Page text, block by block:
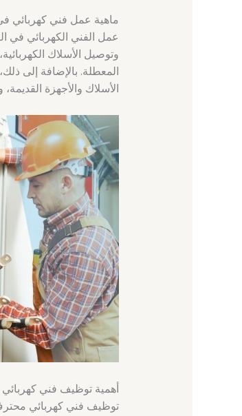
ماهية عمل فني كهربائي
عمل الفني الكهربائي في
وتوصيل الأسلاك
المعطلة. بالإضافة إلى
الأسلاك والأجهزة
أهمية توظيف فني
توظيف فني كهربائي محترف